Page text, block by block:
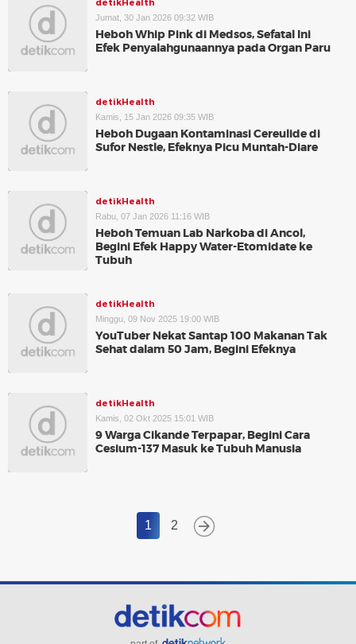
detikHealth
Jumat, 30 Jan 2026 09:32 WIB
Heboh Whip Pink di Medsos, Sefatal Ini
Efek Penyalahgunaannya pada Organ Paru
detikHealth
Kamis, 15 Jan 2026 09:35 WIB
Heboh Dugaan Kontaminasi Cereulide di
Sufor Nestle, Efeknya Picu Muntah-Diare
detikHealth
Rabu, 07 Jan 2026 11:16 WIB
Heboh Temuan Lab Narkoba di Ancol,
Begini Efek Happy Water-Etomidate ke
Tubuh
detikHealth
Minggu, 09 Nov 2025 19:00 WIB
YouTuber Nekat Santap 100 Makanan Tak
Sehat dalam 50 Jam, Begini Efeknya
detikHealth
Kamis, 02 Okt 2025 15:01 WIB
9 Warga Cikande Terpapar, Begini Cara
Cesium-137 Masuk ke Tubuh Manusia
1 2